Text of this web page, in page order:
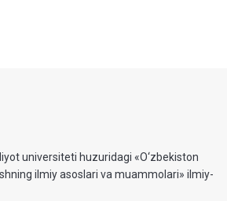
universiteti huzuridagi «O‘zbekiston
ilmiy asoslari va muammolari» ilmiy-